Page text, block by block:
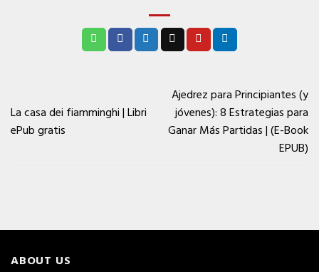
La casa dei fiamminghi | Libri
ePub gratis
Ajedrez para Principiantes (y
jóvenes): 8 Estrategias para
Ganar Más Partidas | (E-Book
EPUB)
ABOUT US